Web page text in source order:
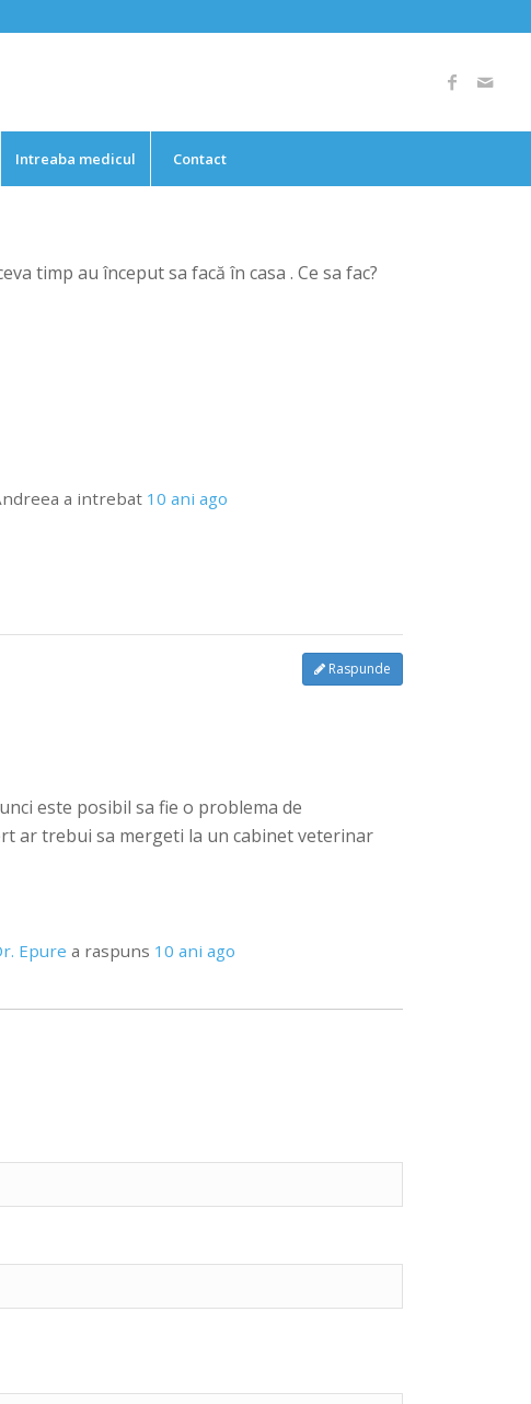
Intreaba medicul Contact
timp au început sa facă în casa . Ce sa fac?
a intrebat 10 ani ago
Raspunde
este posibil sa fie o problema de
ar trebui sa mergeti la un cabinet veterinar
Epure a raspuns 10 ani ago